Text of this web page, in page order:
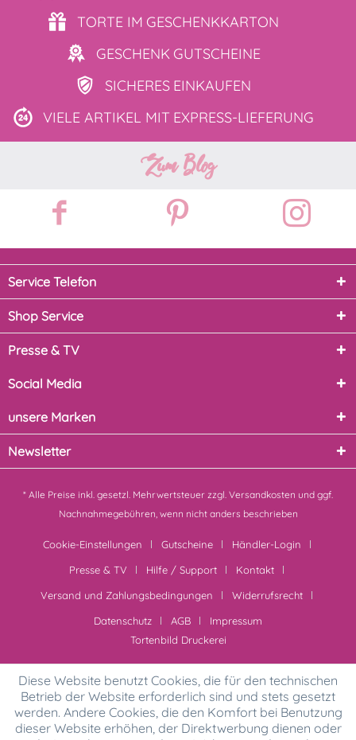
TORTE IM GESCHENKKARTON
GESCHENK GUTSCHEINE
SICHERES EINKAUFEN
VIELE ARTIKEL MIT EXPRESS-LIEFERUNG
Zum Blog
Service Telefon
Shop Service
Presse & TV
Social Media
unsere Marken
Newsletter
* Alle Preise inkl. gesetzl. Mehrwertsteuer zzgl. Versandkosten und ggf.
Nachnahmegebühren, wenn nicht anders beschrieben
Cookie-Einstellungen Gutscheine
Händler-Login
Presse & TV
Hilfe / Support
Kontakt
Versand und Zahlungsbedingungen
Widerrufsrecht
Datenschutz
AGB
Impressum
Tortenbild Druckerei
Diese Website benutzt Cookies, die für den technischen
Betrieb der Website erforderlich sind und stets gesetzt
werden. Andere Cookies, die den Komfort bei Benutzung
dieser Website erhöhen, der Direktwerbung dienen oder